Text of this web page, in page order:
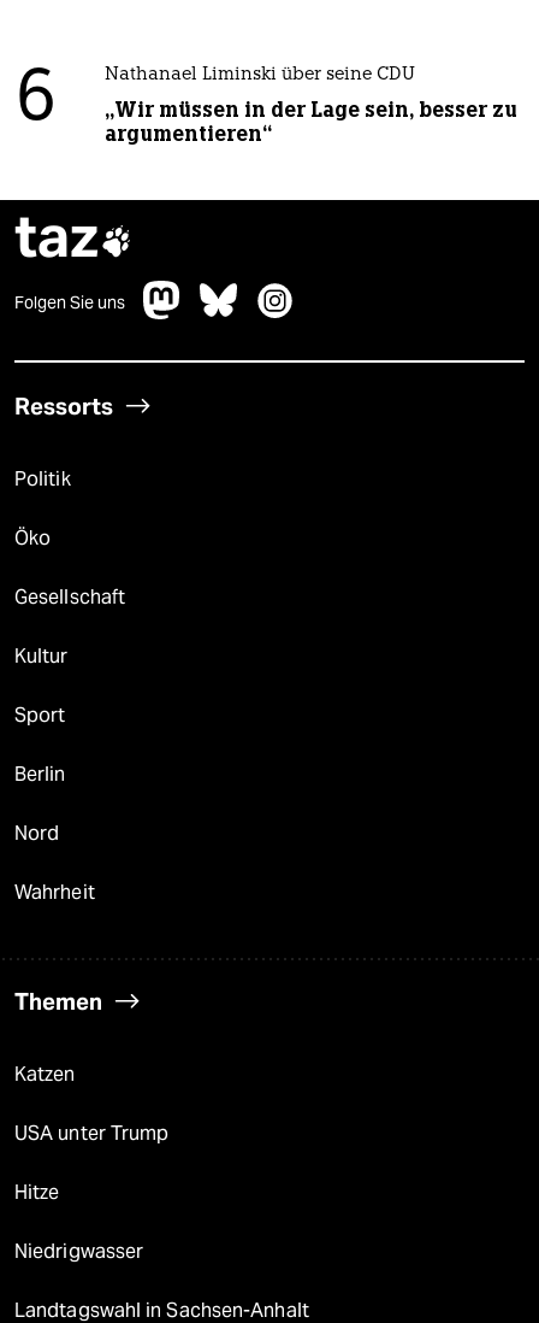
6 Nathanael Liminski über seine CDU
„Wir müssen in der Lage sein, besser zu
argumentieren“
taz
Folgen Sie uns
Ressorts
Politik
Öko
Gesellschaft
Kultur
Sport
Berlin
Nord
Wahrheit
Themen
Katzen
USA unter Trump
Hitze
Niedrigwasser
Landtagswahl in Sachsen-Anhalt